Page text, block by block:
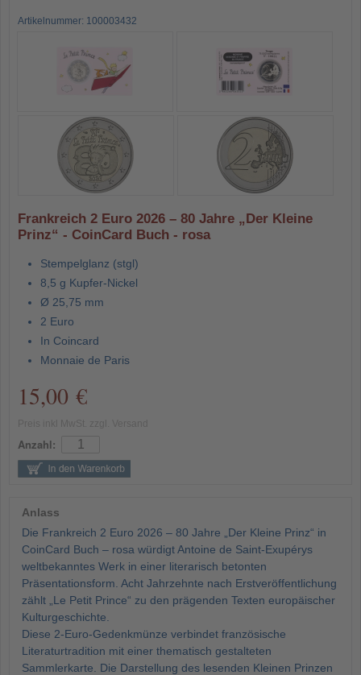
Artikelnummer: 100003432
Frankreich 2 Euro 2026 – 80 Jahre „Der Kleine
Prinz“ - CoinCard Buch - rosa
Stempelglanz (stgl)
8,5 g Kupfer-Nickel
Ø 25,75 mm
2 Euro
In Coincard
Monnaie de Paris
15,00 €
Anzahl:
Anlass
Die Frankreich 2 Euro 2026 – 80 Jahre „Der Kleine Prinz“ in
CoinCard Buch – rosa würdigt Antoine de Saint-Exupérys
weltbekanntes Werk in einer literarisch betonten
Präsentationsform. Acht Jahrzehnte nach Erstveröffentlichung
zählt „Le Petit Prince“ zu den prägenden Texten europäischer
Kulturgeschichte.
Diese 2-Euro-Gedenkmünze verbindet französische
Literaturtradition mit einer thematisch gestalteten
Sammlerkarte. Die Darstellung des lesenden Kleinen Prinzen